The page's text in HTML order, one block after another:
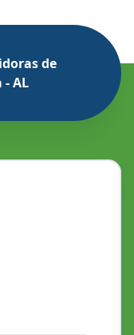
de
- AL